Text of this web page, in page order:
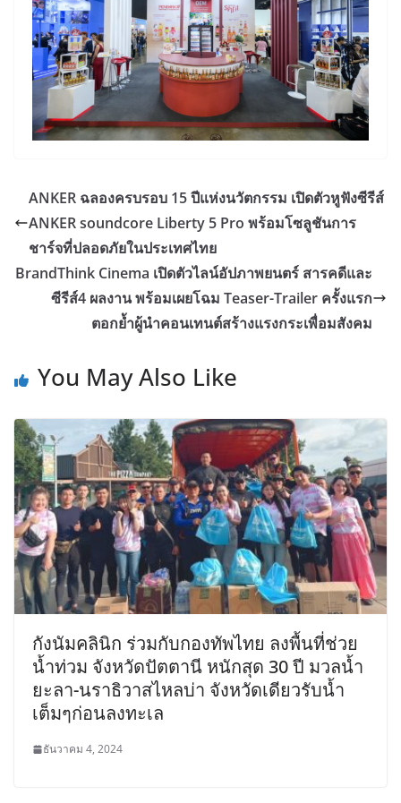
ANKER ฉลองครบรอบ 15 ปีแห่งนวัตกรรม เปิดตัวหูฟังซีรีส์
ANKER soundcore Liberty 5 Pro พร้อมโซลูชันการ
ชาร์จที่ปลอดภัยในประเทศไทย
BrandThink Cinema เปิดตัวไลน์อัปภาพยนตร์ สารคดีและ
ซีรีส์4 ผลงาน พร้อมเผยโฉม Teaser-Trailer ครั้งแรก
ตอกย้ำผู้นำคอนเทนต์สร้างแรงกระเพื่อมสังคม
You May Also Like
กังนัมคลินิก ร่วมกับกองทัพไทย ลงพื้นที่ช่วย
น้ำท่วม จังหวัดปัตตานี หนักสุด 30 ปี มวลน้ำ
ยะลา-นราธิวาสไหลบ่า จังหวัดเดียวรับน้ำ
เต็มๆก่อนลงทะเล
ธันวาคม 4, 2024